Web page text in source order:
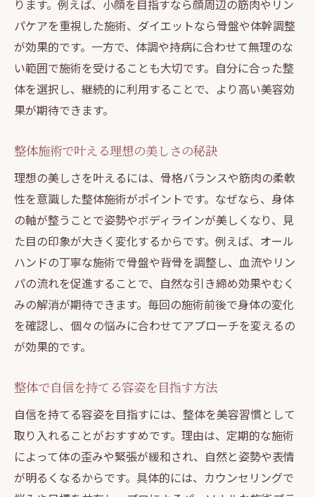
ります。例えば、小顔を目指すなら顔周辺の筋肉やリン
パケアを重視した施術、ダイエットなら骨盤や体幹調整
が効果的です。一方で、体調や持病に合わせて無理のな
い範囲で施術を受けることも大切です。自分に合った整
体を選択し、継続的に利用することで、より高い美容効
果が期待できます。
整体施術で叶える理想の美しさの秘訣
理想の美しさを叶えるには、骨格バランスや筋肉の柔軟
性を意識した整体施術がポイントです。なぜなら、身体
の軸が整うことで姿勢やボディラインが美しくなり、見
た目の印象が大きく変化するからです。例えば、オール
ハンドの丁寧な施術で骨盤や背骨を調整し、血流やリン
パの流れを促進することで、自然な引き締め効果やむく
みの解消が期待できます。毎回の施術前後で身体の変化
を確認し、個々の悩みに合わせてアプローチを変えるの
が効果的です。
整体で自信を持てる容姿を目指す方法
自信を持てる容姿を目指すには、整体を美容習慣として
取り入れることがおすすめです。理由は、定期的な施術
によって体の歪みや緊張が緩和され、自然と姿勢や表情
が明るくなるからです。具体的には、カウンセリングで